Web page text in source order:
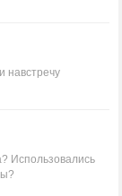
навстречу
Использовались